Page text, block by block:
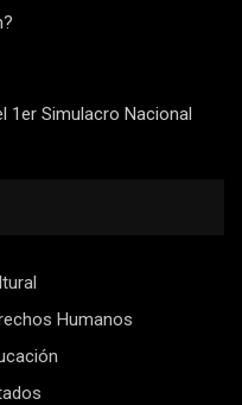
1er Simulacro Nacional
Humanos